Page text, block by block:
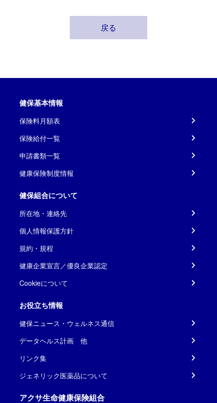
戻る
健保基本情報
保険料月額表
保険給付一覧
申請書類一覧
健康保険制度情報
健保組合について
所在地・連絡先
個人情報保護方針
規約・規程
健康企業宣言／優良企業認定
Cookieについて
お役立ち情報
健保ニュース・ウェルネス通信
データヘルス計画 他
リンク集
ジェネリック医薬品について
アクサ生命健康保険組合